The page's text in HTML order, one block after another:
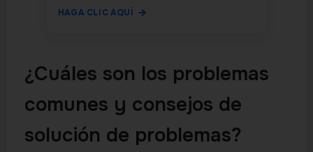
HAGA CLIC AQUÍ
¿Cuáles son los problemas
comunes y consejos de
solución de problemas?